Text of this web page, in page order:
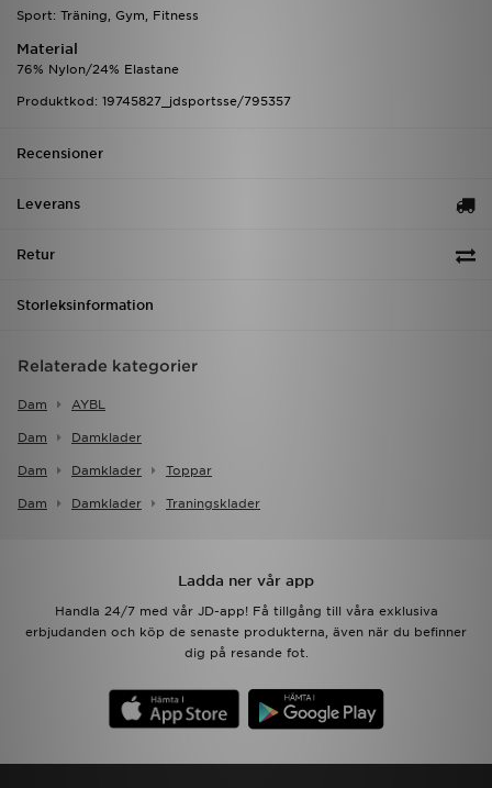
Sport: Träning, Gym, Fitness
Material
76% Nylon/24% Elastane
Produktkod: 19745827_jdsportsse/795357
Recensioner
Leverans
Retur
Storleksinformation
Relaterade kategorier
Dam AYBL
Dam Damklader
Dam Damklader Toppar
Dam Damklader Traningsklader
Ladda ner vår app
Handla 24/7 med vår JD-app! Få tillgång till våra exklusiva
erbjudanden och köp de senaste produkterna, även när du befinner
dig på resande fot.